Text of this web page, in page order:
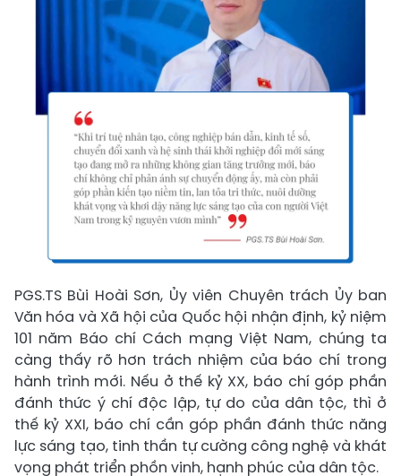
PGS.TS Bùi Hoài Sơn, Ủy viên Chuyên trách Ủy ban
Văn hóa và Xã hội của Quốc hội nhận định, kỷ niệm
101 năm Báo chí Cách mạng Việt Nam, chúng ta
càng thấy rõ hơn trách nhiệm của báo chí trong
hành trình mới. Nếu ở thế kỷ XX, báo chí góp phần
đánh thức ý chí độc lập, tự do của dân tộc, thì ở
thế kỷ XXI, báo chí cần góp phần đánh thức năng
lực sáng tạo, tinh thần tự cường công nghệ và khát
vọng phát triển phồn vinh, hạnh phúc của dân tộc.